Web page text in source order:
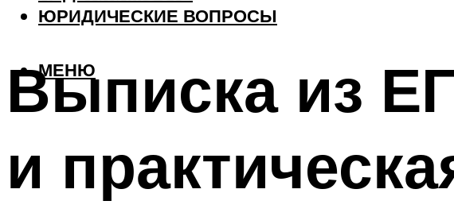
ЮРИДИЧЕСКИЕ ВОПРОСЫ
МЕНЮ
Выписка из
и